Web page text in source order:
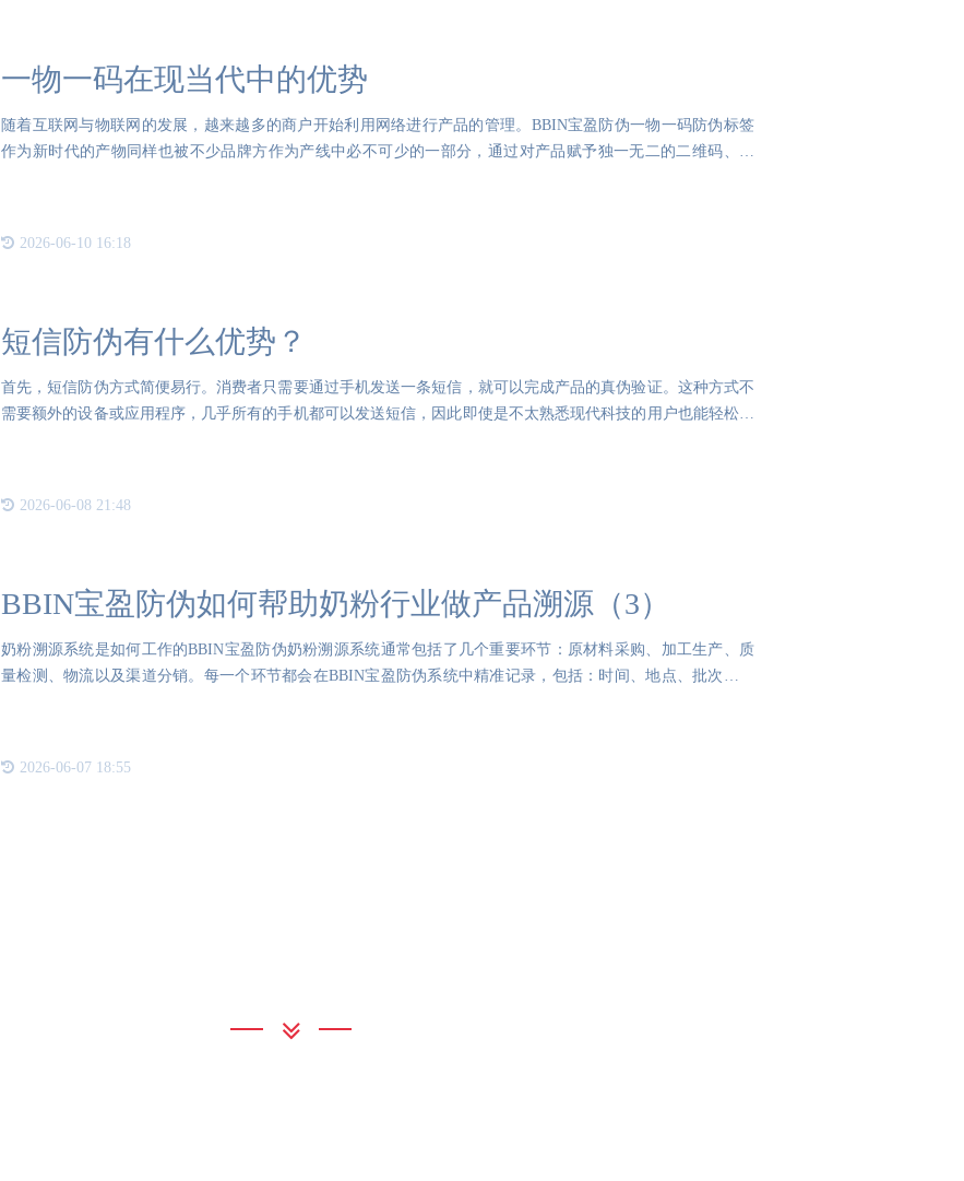
一物一码在现当代中的优势
随着互联网与物联网的发展，越来越多的商户开始利用网络进行产品的管理。BBIN宝盈防伪一物一码防伪标签
作为新时代的产物同样也被不少品牌方作为产线中必不可少的一部分，通过对产品赋予独一无二的二维码、采
2026-06-10 16:18
短信防伪有什么优势？
首先，短信防伪方式简便易行。消费者只需要通过手机发送一条短信，就可以完成产品的真伪验证。这种方式不
需要额外的设备或应用程序，几乎所有的手机都可以发送短信，因此即使是不太熟悉现代科技的用户也能轻松掌
2026-06-08 21:48
BBIN宝盈防伪如何帮助奶粉行业做产品溯源（3）
奶粉溯源系统是如何工作的BBIN宝盈防伪奶粉溯源系统通常包括了几个重要环节：原材料采购、加工生产、质
量检测、物流以及渠道分销。每一个环节都会在BBIN宝盈防伪系统中精准记录，包括：时间、地点、批次号、
2026-06-07 18:55